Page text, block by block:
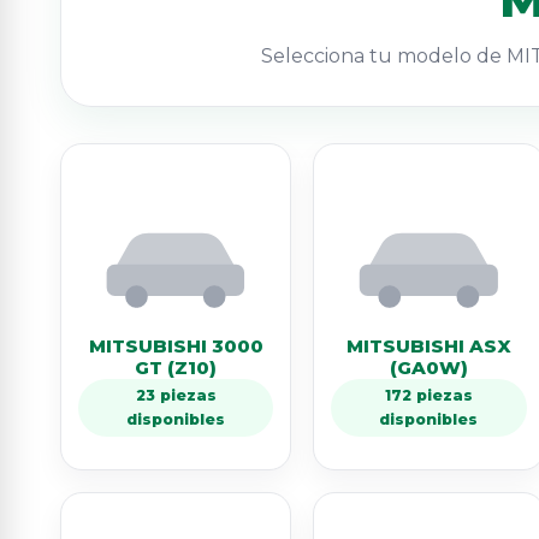
Selecciona tu modelo de
MITSUBISHI 3000
GT (Z10)
23 piezas
disponibles
MITSUBISHI ASX
(GA0W)
172 piezas
disponibles